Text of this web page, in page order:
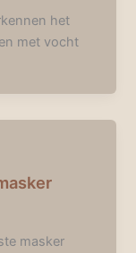
het
met vocht
masker